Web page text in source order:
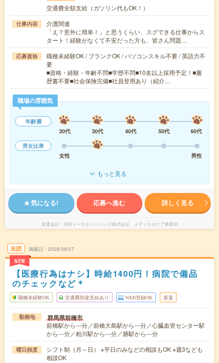
交通費全額支給（ガソリン代もOK！）
仕事内容
介護関連
「え？意外に簡単！」と思うくらい、スグできる仕事からス
タート！経験がなくて不安だった方も、皆さん問題…
応募資格
職種未経験OK / ブランクOK / パソコンスキル不要 / 英語力不
要
■資格・経験・年齢不問■学歴不問■10名以上採用予定！■履
歴書不要■社会保険完備■社員登用あり（紹介…
職場の雰囲気
年齢層
20代
30代 40代 50代
60代
男女比率
女性
男性
もっと見る
気になる! 応募へ進む 詳しく見る
派遣会社 日研トータルソーシング株式会社 メディカルケア事業部
未読
NEW
掲載日 2026/08/07
【医療行為はナシ】時給1400円！病院で備品
のチェックなど＊
職種未経験OK 交通費別途支給あり WEB登録OK 派遣
勤務地 群馬県前橋市
前橋駅から---分／前橋大島駅から---分／心臓血管センター駅
から---分／粕川駅から---分／膳駅から---分
曜日頻度
シフト制（月～日） ※平日のみなどの相談もOK ※週3なども
相談OK